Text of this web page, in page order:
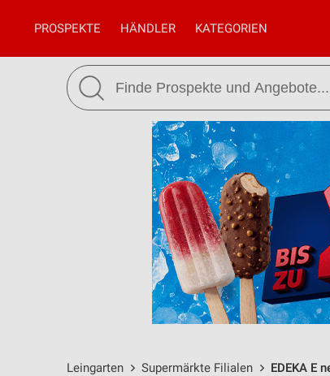
PROSPEKTE HÄNDLER KATEGORIEN
Leingarten Supermärkte Filialen EDEKA E